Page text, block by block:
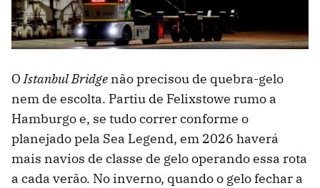
OIstanbul Bridge não precisou de quebra-gelo
nem de escolta. Partiu de Felixstowe rumo a
Hamburgo e, se tudo correr conforme o
planejado pela Sea Legend, em 2026 haverá
mais navios de classe de gelo operando essa rota
a cada verão. No inverno, quando o gelo fechar a